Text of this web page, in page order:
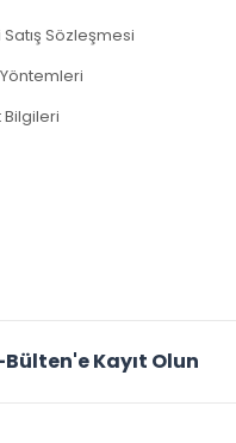
Sözleşmesi
Bülten'e Kayıt Olun